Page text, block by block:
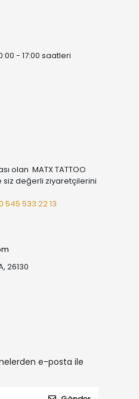
- 17:00 saatleri
olan MATX TATTOO
siz değerli ziyaretçilerini
545 533 22 13
26130
e-posta ile